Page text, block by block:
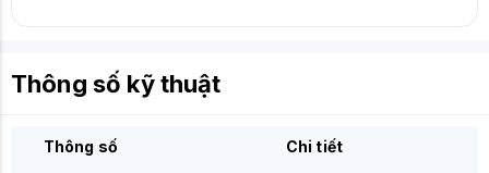
Thông số kỹ thuật
Thông số Chi tiết